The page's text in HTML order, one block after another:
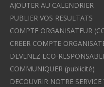
AJOUTER AU CALENDRIER
PUBLIER VOS RESULTATS
COMPTE ORGANISATEUR
CREER COMPTE
DEVENEZ ECO-
COMMUNIQUER (publicité)
DECOUVRIR NOTRE SERVICE